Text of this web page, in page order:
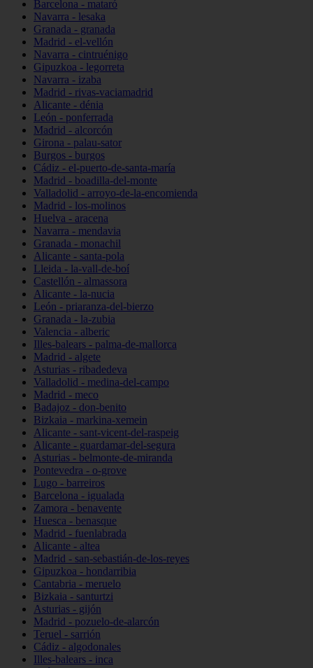
Barcelona - mataró
Navarra - lesaka
Granada - granada
Madrid - el-vellón
Navarra - cintruénigo
Gipuzkoa - legorreta
Navarra - izaba
Madrid - rivas-vaciamadrid
Alicante - dénia
León - ponferrada
Madrid - alcorcón
Girona - palau-sator
Burgos - burgos
Cádiz - el-puerto-de-santa-maría
Madrid - boadilla-del-monte
Valladolid - arroyo-de-la-encomienda
Madrid - los-molinos
Huelva - aracena
Navarra - mendavia
Granada - monachil
Alicante - santa-pola
Lleida - la-vall-de-boí
Castellón - almassora
Alicante - la-nucia
León - priaranza-del-bierzo
Granada - la-zubia
Valencia - alberic
Illes-balears - palma-de-mallorca
Madrid - algete
Asturias - ribadedeva
Valladolid - medina-del-campo
Madrid - meco
Badajoz - don-benito
Bizkaia - markina-xemein
Alicante - sant-vicent-del-raspeig
Alicante - guardamar-del-segura
Asturias - belmonte-de-miranda
Pontevedra - o-grove
Lugo - barreiros
Barcelona - igualada
Zamora - benavente
Huesca - benasque
Madrid - fuenlabrada
Alicante - altea
Madrid - san-sebastián-de-los-reyes
Gipuzkoa - hondarribia
Cantabria - meruelo
Bizkaia - santurtzi
Asturias - gijón
Madrid - pozuelo-de-alarcón
Teruel - sarrión
Cádiz - algodonales
Illes-balears - inca